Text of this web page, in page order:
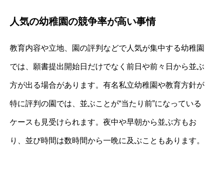
人気の幼稚園の競争率が高い事情
教育内容や立地、園の評判などで人気が集中する幼稚園
では、願書提出開始日だけでなく前日や前々日から並ぶ
方が出る場合があります。有名私立幼稚園や教育方針が
特に評判の園では、並ぶことが“当たり前”になっている
ケースも見受けられます。夜中や早朝から並ぶ方もお
り、並び時間は数時間から一晩に及ぶこともあります。